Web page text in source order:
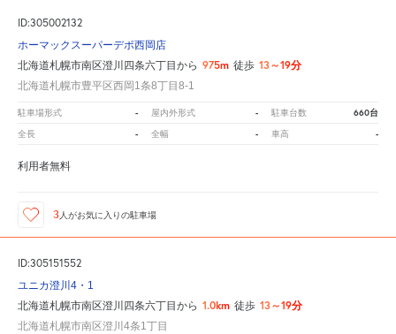
ID:305002132
ホーマックスーパーデポ西岡店
北海道札幌市南区澄川四条六丁目から 975m 徒歩 13～19分
北海道札幌市豊平区西岡1条8丁目8-1
駐車場形式 - 屋内外形式 - 駐車台数 660台
全長 - 全幅 - 車高 -
利用者無料
3人がお気に入りの駐車場
ID:305151552
ユニカ澄川4・1
北海道札幌市南区澄川四条六丁目から 1.0km 徒歩 13～19分
北海道札幌市南区澄川4条1丁目